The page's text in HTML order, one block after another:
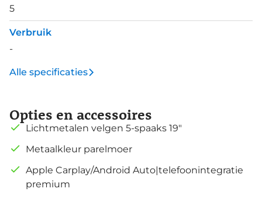
5
Verbruik
-
Alle specificaties
Opties en accessoires
Lichtmetalen velgen 5-spaaks 19"
Metaalkleur parelmoer
Apple Carplay/Android Auto|telefoonintegratie
premium